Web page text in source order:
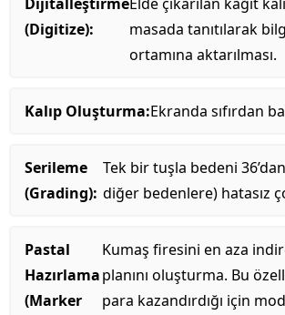
Dijitalleştirme
(Digitize):
Elde çıkarılan kağıt
masada tanıtılarak
ortamına aktarılması.
Kalıp Oluşturma:Ekranda sıfırdan
Serileme
(Grading):
Tek bir tuşla bedeni 36’dan
diğer bedenlere) hatasız
Pastal
Hazırlama
(Marker
Kumaş firesini en aza
planını oluşturma. Bu
para kazandırdığı için